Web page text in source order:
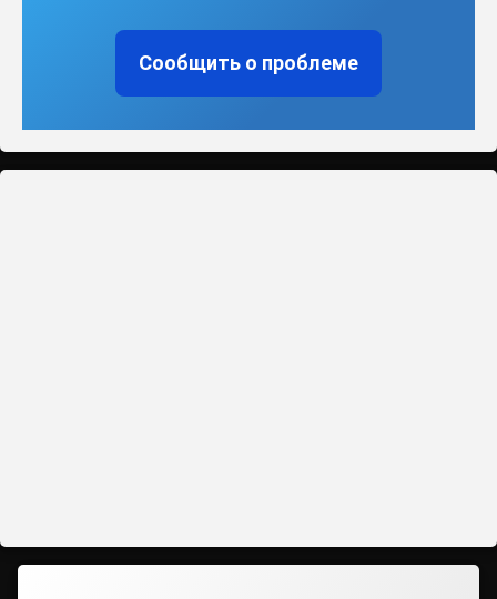
Сообщить о проблеме